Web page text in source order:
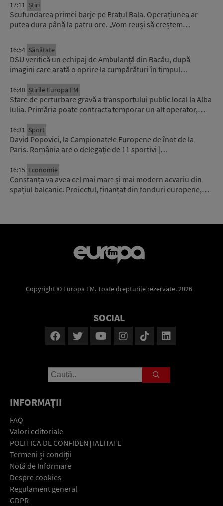
17:11 Știri
Scufundarea primei barje pe Brațul Bala. Operațiunea ar
putea dura până la patru ore. „Vom reuși să creștem…
16:54 Sănătate
DSU verifică un echipaj de Ambulanță din Bacău, după
imagini care arată o oprire la cumpărături în timpul…
16:40 Știrile Europa FM
Stare de perturbare gravă a transportului public local la Alba
Iulia. Primăria poate contracta temporar un alt operator,…
16:31 Sport
David Popovici, la Campionatele Europene de înot de la
Paris. România are o delegație de 11 sportivi |…
16:15 Economie
Constanța va avea cel mai mare și mai modern acvariu din
spațiul balcanic. Proiectul, finanțat din fonduri europene,…
Copyright © Europa FM. Toate drepturile rezervate. 2026
SOCIAL
INFORMAŢII
FAQ
Valori editoriale
POLITICA DE CONFIDENŢIALITATE
Termeni şi condiţii
Notă de Informare
Despre cookies
Regulament general
GDPR